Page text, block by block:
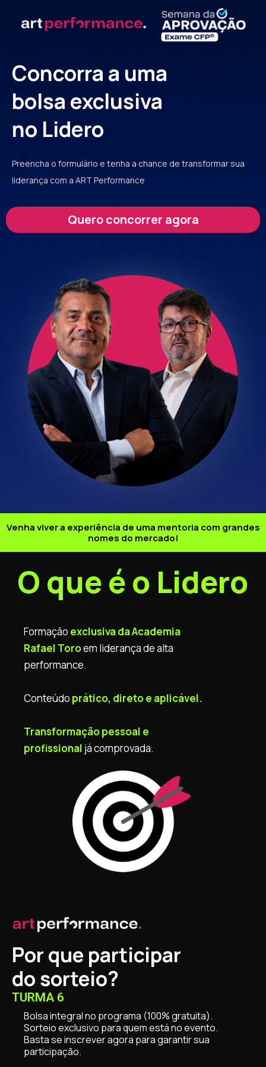
Concorra a uma
bolsa exclusiva
no Lidero
Preencha o formulário e tenha a chance de transformar sua
liderança com a ART Performance
Quero concorrer agora
Venha viver a experiência de uma mentoria com grandes
nomes do mercado!
O que é o Lidero
Formação exclusiva da Academia
Rafael Toroem liderança de alta
performance.
Conteúdo prático, direto e aplicável.
Transformação pessoal e
profissional já comprovada.
Por que participar
do sorteio?
TURMA 6
Bolsa integral no programa (100% gratuita).
Sorteio exclusivo para quem está no evento.
Basta se inscrever agora para garantir sua
participação.